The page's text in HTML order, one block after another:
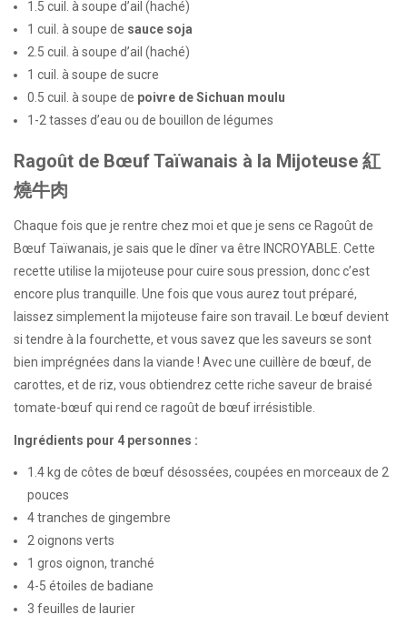
1.5 cuil. à soupe d’ail (haché)
1 cuil. à soupe de sauce soja
2.5 cuil. à soupe d’ail (haché)
1 cuil. à soupe de sucre
0.5 cuil. à soupe de poivre de Sichuan moulu
1-2 tasses d’eau ou de bouillon de légumes
Ragoût de Bœuf Taïwanais à la Mijoteuse 紅
燒牛肉
Chaque fois que je rentre chez moi et que je sens ce Ragoût de
Bœuf Taïwanais, je sais que le dîner va être INCROYABLE. Cette
recette utilise la mijoteuse pour cuire sous pression, donc c’est
encore plus tranquille. Une fois que vous aurez tout préparé,
laissez simplement la mijoteuse faire son travail. Le bœuf devient
si tendre à la fourchette, et vous savez que les saveurs se sont
bien imprégnées dans la viande ! Avec une cuillère de bœuf, de
carottes, et de riz, vous obtiendrez cette riche saveur de braisé
tomate-bœuf qui rend ce ragoût de bœuf irrésistible.
Ingrédients pour 4 personnes :
1.4 kg de côtes de bœuf désossées, coupées en morceaux de 2
pouces
4 tranches de gingembre
2 oignons verts
1 gros oignon, tranché
4-5 étoiles de badiane
3 feuilles de laurier